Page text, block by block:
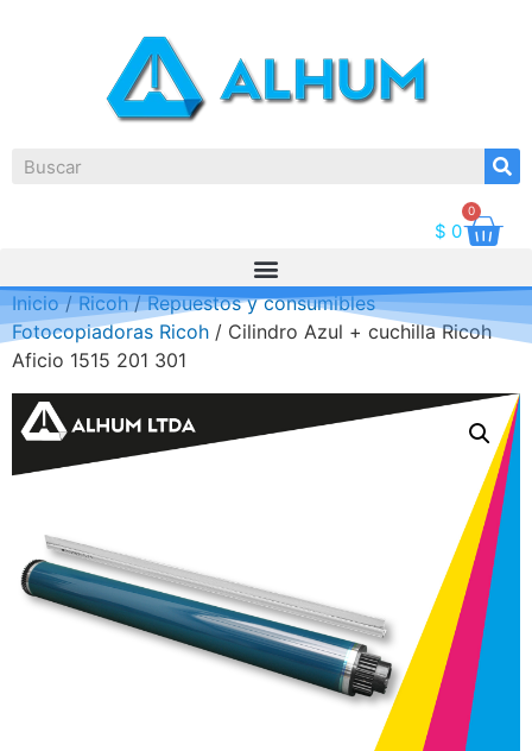
$ 0
0
Inicio/Ricoh/Repuestos y consumibles
Fotocopiadoras Ricoh / Cilindro Azul + cuchilla Ricoh
Aficio 1515 201 301